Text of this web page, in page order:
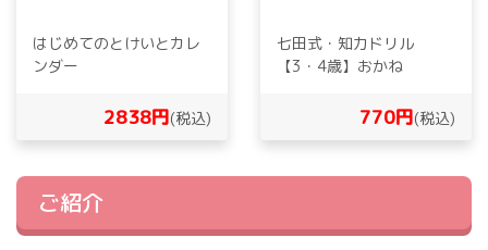
はじめてのとけいとカレ
ンダー
2838円(税込)
七田式・知力ドリル
【3・4歳】おかね
770円(税込)
ご紹介